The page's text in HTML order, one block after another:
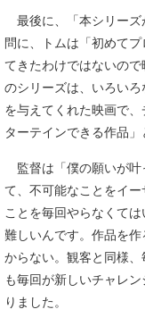
最後に、「本シリーズ
問に、トムは「初めて
てきたわけではないの
のシリーズは、いろい
を与えてくれた映画で
ターテインできる作品
監督は「僕の願いが叶
て、不可能なことをイ
ことを毎回やらなくて
難しいんです。作品を
からない。観客と同様
も毎回が新しいチャレ
りました。